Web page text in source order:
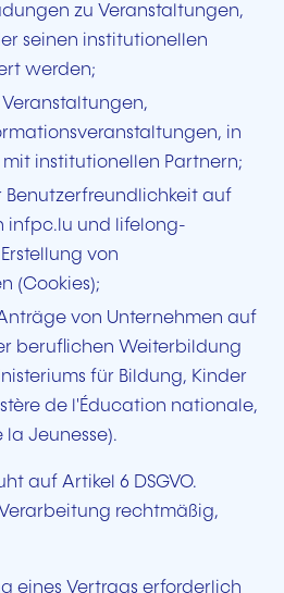
zu Veranstaltungen,
seinen institutionellen
werden;
in
institutionellen Partnern;
Benutzerfreundlichkeit auf
infpc.lu und
lifelong-
von
(Cookies);
von Unternehmen auf
beruflichen Weiterbildung
für Bildung, Kinder
de l'Éducation nationale,
la Jeunesse).
auf Artikel 6 DSGVO.
rechtmäßig,
eines Vertrags erforderlich